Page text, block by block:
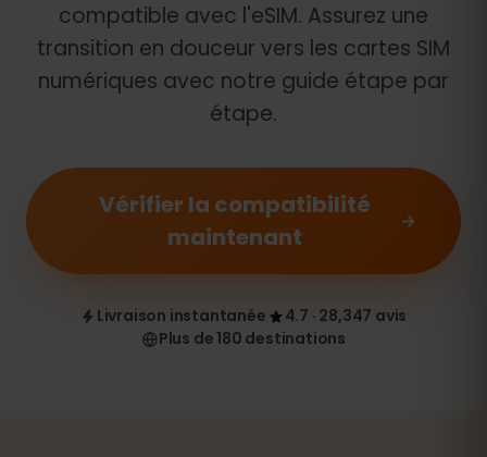
compatible avec l'eSIM. Assurez une
transition en douceur vers les cartes SIM
numériques avec notre guide étape par
étape.
Vérifier la compatibilité
maintenant
Livraison instantanée
4.7 · 28,347 avis
Plus de 180 destinations